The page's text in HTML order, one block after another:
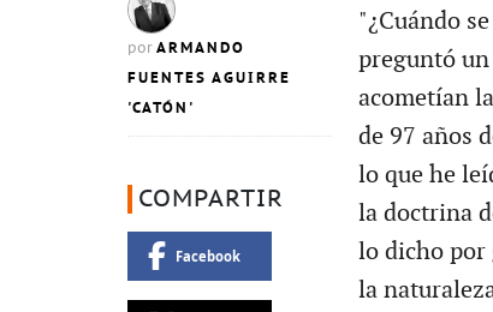
por ARMANDO
FUENTES AGUIRRE
'CATÓN'
COMPARTIR
Facebook
"¿Cuándo
preguntó
acometían
de 97 años
lo que he
la doctrina
lo dicho por
la